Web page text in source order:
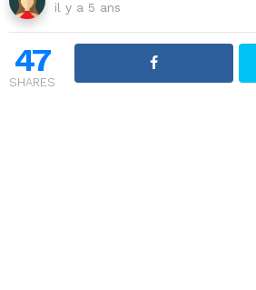
il y a 5 ans
47
SHARES